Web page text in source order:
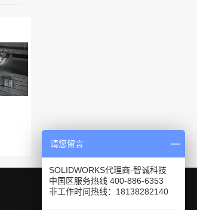
请您留言
SOLIDWORKS代理商-智诚科技
中国区服务热线 400-886-6353
非工作时间热线：18138282140